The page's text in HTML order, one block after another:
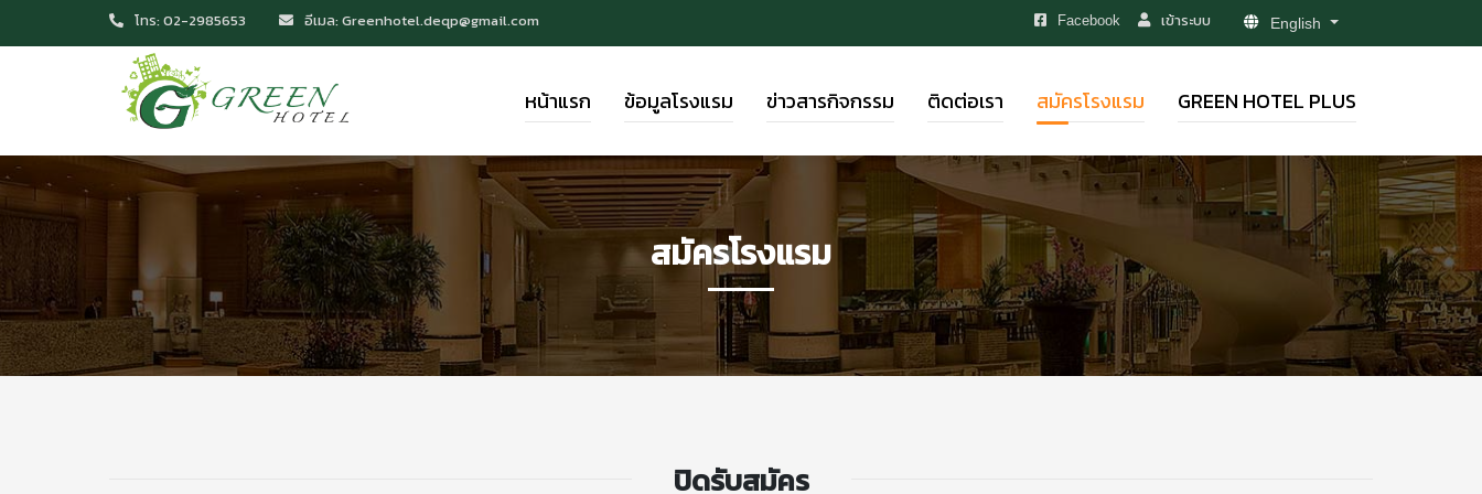
โทร: 02-2985653 อีเมล: Greenhotel.deqp@gmail.com Facebook เข้าระบบ English
หน้าแรก ข้อมูลโรงแรม ข่าวสารกิจกรรม ติดต่อเรา สมัครโรงแรม GREEN HOTEL PLUS
สมัครโรงแรม
ปิดรับสมัคร